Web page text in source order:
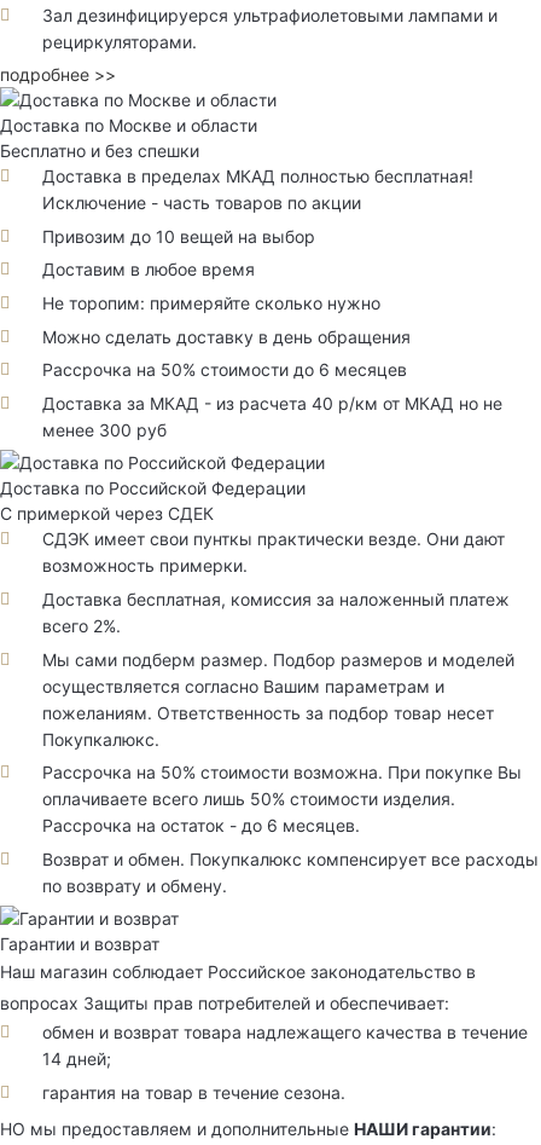
Зал дезинфицируерся ультрафиолетовыми лампами и
рециркуляторами.
подробнее >>
Доставка по Москве и области
Бесплатно и без спешки
Доставка в пределах МКАД полностью бесплатная!
Исключение - часть товаров по акции
Привозим до 10 вещей на выбор
Доставим в любое время
Не торопим: примеряйте сколько нужно
Можно сделать доставку в день обращения
Рассрочка на 50% стоимости до 6 месяцев
Доставка за МКАД - из расчета 40 р/км от МКАД но не
менее 300 руб
Доставка по Российской Федерации
С примеркой через СДЕК
СДЭК имеет свои пунткы практически везде. Они дают
возможность примерки.
Доставка бесплатная, комиссия за наложенный платеж
всего 2%.
Мы сами подберм размер. Подбор размеров и моделей
осуществляется согласно Вашим параметрам и
пожеланиям. Ответственность за подбор товар несет
Покупкалюкс.
Рассрочка на 50% стоимости возможна. При покупке Вы
оплачиваете всего лишь 50% стоимости изделия.
Рассрочка на остаток - до 6 месяцев.
Возврат и обмен. Покупкалюкс компенсирует все расходы
по возврату и обмену.
Гарантии и возврат
Наш магазин соблюдает Российское законодательство в
вопросах Защиты прав потребителей и обеспечивает:
обмен и возврат товара надлежащего качества в течение
14 дней;
гарантия на товар в течение сезона.
НО мы предоставляем и дополнительные НАШИ гарантии: